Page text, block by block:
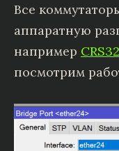
Все
аппаратную
например
посмотрим